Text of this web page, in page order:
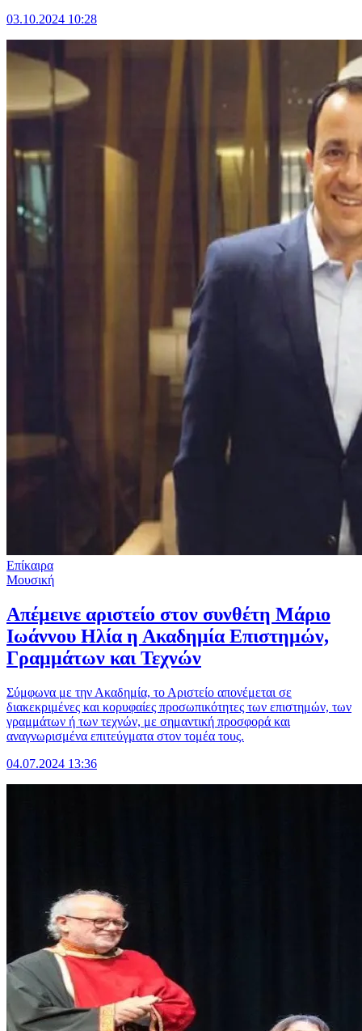
03.10.2024 10:28
Επίκαιρα
Μουσική
Απέμεινε αριστείο στον συνθέτη Μάριο
Ιωάννου Ηλία η Ακαδημία Επιστημών,
Γραμμάτων και Τεχνών
Σύμφωνα με την Ακαδημία, το Αριστείο απονέμεται σε
διακεκριμένες και κορυφαίες προσωπικότητες των επιστημών, των
γραμμάτων ή των τεχνών, με σημαντική προσφορά και
αναγνωρισμένα επιτεύγματα στον τομέα τους.
04.07.2024 13:36